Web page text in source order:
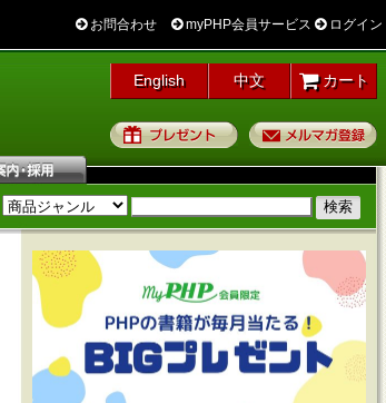
お問合わせ myPHP会員サービス ログイン
English 中文 カート
プレゼント